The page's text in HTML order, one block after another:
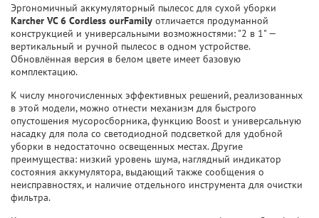
Эргономичный аккумуляторный пылесос для сухой уборки
Karcher VC 6 Cordless ourFamily отличается продуманной
конструкцией и универсальными возможностями: "2 в 1" —
вертикальный и ручной пылесос в одном устройстве.
Обновлённая версия в белом цвете имеет базовую
комплектацию.
К числу многочисленных эффективных решений, реализованных
в этой модели, можно отнести механизм для быстрого
опустошения мусоросборника, функцию Boost и универсальную
насадку для пола со светодиодной подсветкой для удобной
уборки в недостаточно освещенных местах. Другие
преимущества: низкий уровень шума, наглядный индикатор
состояния аккумулятора, выдающий также сообщения о
неисправностях, и наличие отдельного инструмента для очистки
фильтра.